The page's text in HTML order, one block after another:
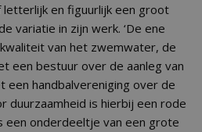
en figuurlijk een groot
variatie in zijn werk. ‘De ene
van het zwemwater, de
een bestuur over de aanleg van
een handbalvereniging over de
duurzaamheid is hierbij een rode
een onderdeeltje van een grote